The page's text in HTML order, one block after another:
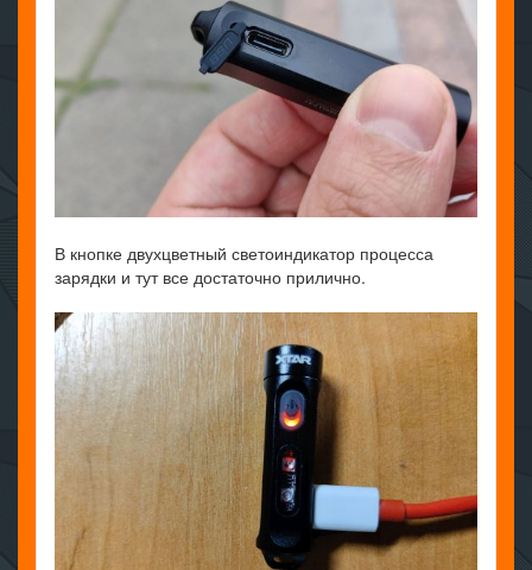
В кнопке двухцветный светоиндикатор процесса
зарядки и тут все достаточно прилично.